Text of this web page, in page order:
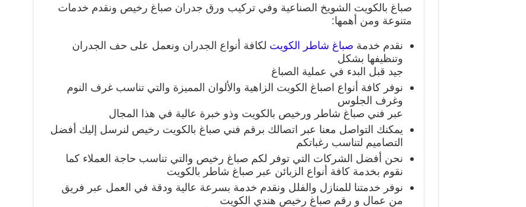
صباغ بالكويت الشويخ الصناعية وفي تركيب ورق جدران صباغ رخيص ونقدم خدمات
متنوعة ومن أهمها:
نقدم خدمة صباغ شاطر الكويت لكافة أنواع الجدران ونعمل على حف الجدران
وتنظيفها بشكل
جيد قبل البدء في عملية الصباغ
نوفر كافة أنواع اصباغ الكويت الزاهية والألوان المميزة والتي تناسب غرف النوم
وغرف الجلوس
عبر فني صباغ شاطر ورخيص بالكويت وذو خبرة عالية في هذا المجال
يمكنك التواصل معنا عبر اتصالك برقم فني صباغ بالكويت رخيص لنرسل إليك أفضل
التصاميم لتناسب رغباتكم
نحن أفضل الشركات التي توفر لكم صباغ رخيص والتي تناسب حاجة العملاء كما
نقوم بخدمة كافة أنواع الزبائن عبر صباغ شاطر بالكويت
نوفر خدمتنا للمنازل والفلل ونقدم خدمة بسرعة عالية ودقة في العمل عبر فريق
من عمال و رقم صباغ رخيص هندي الكويت